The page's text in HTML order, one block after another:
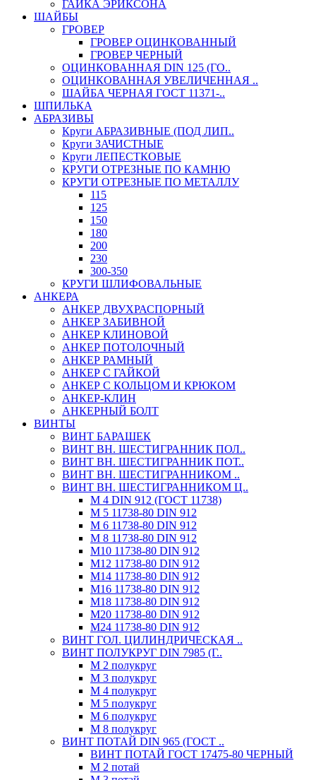
ГАЙКА ЭРИКСОНА
ШАЙБЫ
ГРОВЕР
ГРОВЕР ОЦИНКОВАННЫЙ
ГРОВЕР ЧЕРНЫЙ
ОЦИНКОВАННАЯ DIN 125 (ГО..
ОЦИНКОВАННАЯ УВЕЛИЧЕННАЯ ..
ШАЙБА ЧЕРНАЯ ГОСТ 11371-..
ШПИЛЬКА
АБРАЗИВЫ
Круги АБРАЗИВНЫЕ (ПОД ЛИП..
Круги ЗАЧИСТНЫЕ
Круги ЛЕПЕСТКОВЫЕ
КРУГИ ОТРЕЗНЫЕ ПО КАМНЮ
КРУГИ ОТРЕЗНЫЕ ПО МЕТАЛЛУ
115
125
150
180
200
230
300-350
КРУГИ ШЛИФОВАЛЬНЫЕ
АНКЕРА
АНКЕР ДВУХРАСПОРНЫЙ
АНКЕР ЗАБИВНОЙ
АНКЕР КЛИНОВОЙ
АНКЕР ПОТОЛОЧНЫЙ
АНКЕР РАМНЫЙ
АНКЕР С ГАЙКОЙ
АНКЕР С КОЛЬЦОМ И КРЮКОМ
АНКЕР-КЛИН
АНКЕРНЫЙ БОЛТ
ВИНТЫ
ВИНТ БАРАШЕК
ВИНТ ВН. ШЕСТИГРАННИК ПОЛ..
ВИНТ ВН. ШЕСТИГРАННИК ПОТ..
ВИНТ ВН. ШЕСТИГРАННИКОМ ..
ВИНТ ВН. ШЕСТИГРАННИКОМ Ц..
М 4 DIN 912 (ГОСТ 11738)
М 5 11738-80 DIN 912
М 6 11738-80 DIN 912
М 8 11738-80 DIN 912
М10 11738-80 DIN 912
М12 11738-80 DIN 912
М14 11738-80 DIN 912
М16 11738-80 DIN 912
М18 11738-80 DIN 912
М20 11738-80 DIN 912
М24 11738-80 DIN 912
ВИНТ ГОЛ. ЦИЛИНДРИЧЕСКАЯ ..
ВИНТ ПОЛУКРУГ DIN 7985 (Г..
М 2 полукруг
М 3 полукруг
М 4 полукруг
М 5 полукруг
М 6 полукруг
М 8 полукруг
ВИНТ ПОТАЙ DIN 965 (ГОСТ ..
ВИНТ ПОТАЙ ГОСТ 17475-80 ЧЕРНЫЙ
М 2 потай